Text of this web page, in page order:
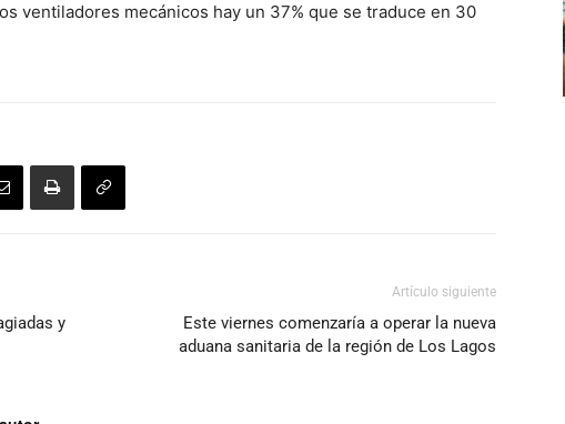
ventiladores mecánicos hay un 37% que se traduce en 30
y
Artículo siguiente
Este viernes comenzaría a operar la nueva
aduana sanitaria de la región de Los Lagos